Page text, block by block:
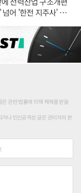
어 '한전 지주사' 재편
관련 법률에 의해 제재를 받을
나 인신공격성 글은 관리자의 판